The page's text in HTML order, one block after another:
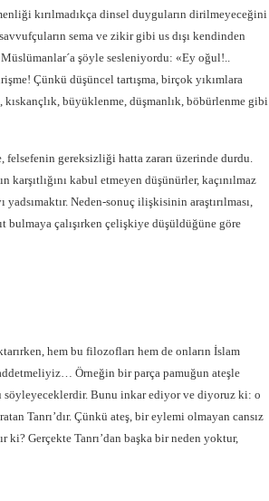
kırılmadıkça dinsel duyguların dirilmeyeceğini
sema ve zikir gibi us dışı kendinden
şöyle sesleniyordu: «Ey oğul!..
Çünkü düşüncel tartışma, birçok yıkımlara
büyüklenme, düşmanlık, böbürlenme gibi
felsefenin gereksizliği hatta zararı üzerinde durdu.
karşıtlığını kabul etmeyen düşünürler, kaçınılmaz
yadsımaktır. Neden-sonuç ilişkisinin araştırılması,
bulmaya çalışırken çelişkiye düşüldüğüne göre
hem bu filozofları hem de onların İslam
Örneğin bir parça pamuğun ateşle
söyleyeceklerdir. Bunu inkar ediyor ve diyoruz ki: o
Tanrı’dır. Çünkü ateş, bir eylemi olmayan cansız
ki? Gerçekte Tanrı’dan başka bir neden yoktur,